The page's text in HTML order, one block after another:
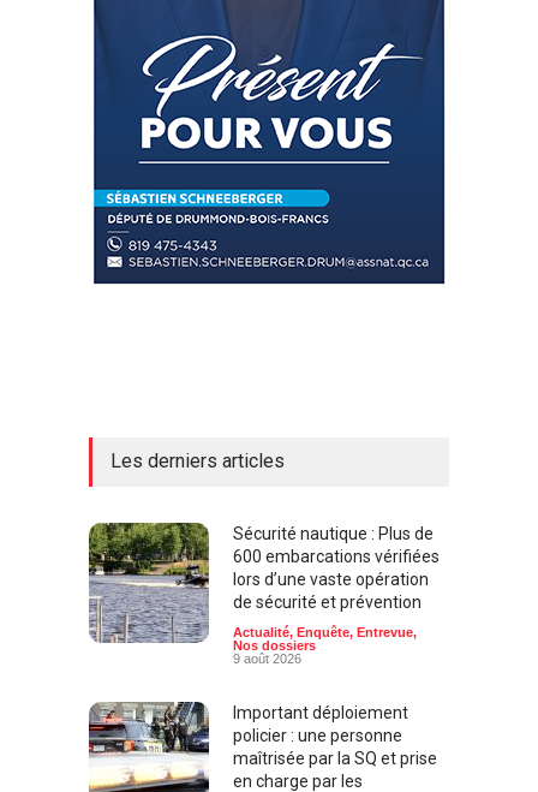
Les derniers articles
Sécurité nautique : Plus de
600 embarcations vérifiées
lors d’une vaste opération
de sécurité et prévention
Actualité, Enquête, Entrevue,
Nos dossiers
9 août 2026
Important déploiement
policier : une personne
maîtrisée par la SQ et prise
en charge par les